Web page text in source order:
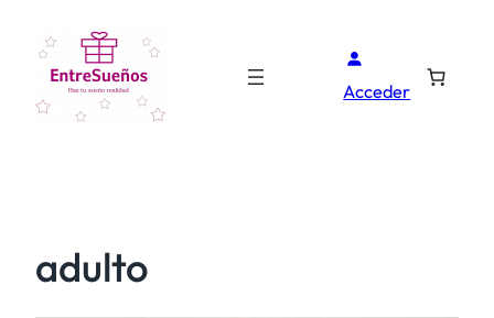
Acceder
adulto